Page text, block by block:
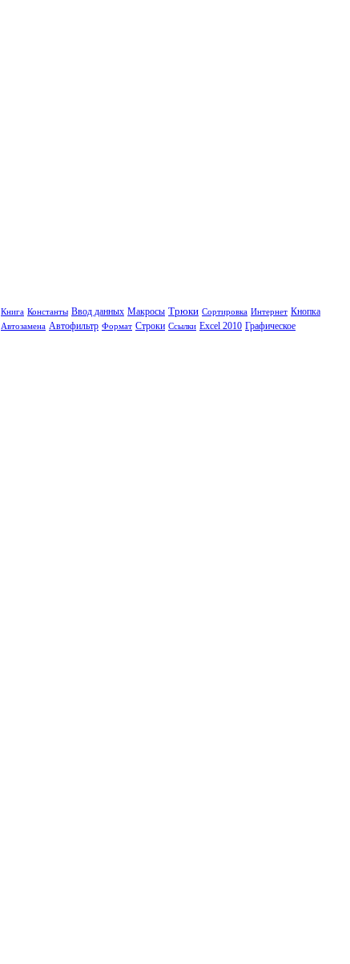
Книга Константы Ввод данных Макросы Трюки Сортировка Интернет Кнопка
Автозамена Автофильтр Формат Строки Ссылки Excel 2010 Графическое